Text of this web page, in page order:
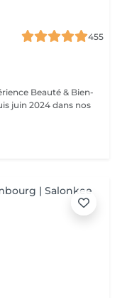
455
juin 2024 dans nos